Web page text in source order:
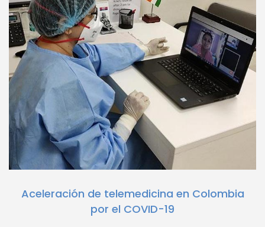
Aceleración de telemedicina en Colombia
por el COVID-19